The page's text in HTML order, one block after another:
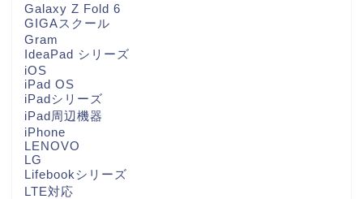
Galaxy Z Fold 6
GIGAスクール
Gram
IdeaPad シリーズ
iOS
iPad OS
iPadシリーズ
iPad周辺機器
iPhone
LENOVO
LG
Lifebookシリーズ
LTE対応